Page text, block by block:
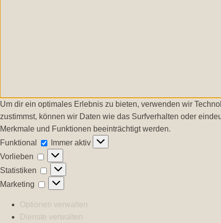
Um dir ein optimales Erlebnis zu bieten, verwenden wir
zustimmst, können wir Daten wie das Surfverhalten oder
Merkmale und Funktionen beeinträchtigt werden.
Funktional
Funktional
Immer aktiv
Vorlieben
Vorlieben
Statistiken
Statistiken
Marketing
Marketing
Optionen verwalten
Dienste verwalten